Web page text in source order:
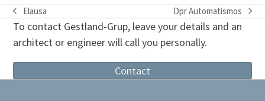
previous
post:
Elausa
next
post:
Dpr Automatismos
To contact Gestland-Grup, leave your details and an
architect or engineer will call you personally.
Contact